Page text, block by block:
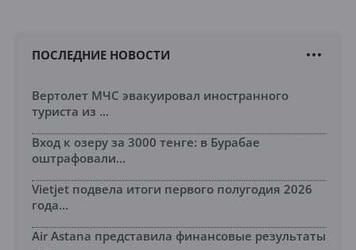
ПОСЛЕДНИЕ НОВОСТИ
Вертолет МЧС эвакуировал иностранного
туриста из ...
Вход к озеру за 3000 тенге: в Бурабае
оштрафовали...
Vietjet подвела итоги первого полугодия 2026
года...
Air Astana представила финансовые результаты